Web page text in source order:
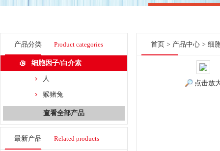
产品分类 Product categories
细胞因子/白介素
人
猴猪兔
查看全部产品
最新产品 Related products
首页 > 产品中心 > 细
点击放